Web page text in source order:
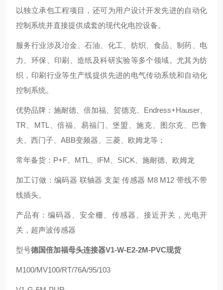
以独立承包工程项目，还可为用户设计开发先进的自动化
控制系统并直接提供成套的现代化电控设备。
服务行业涉及冶金、石油、化工、纺织、食品、制药、电
力、环保、印刷、造纸及科研实验等多个领域。尤其为纺
织，印刷行业等生产线提供先进的电气传动系统和自动化
控制系统。
优势品牌：施耐德、倍加福、贺德克、Endress+Hauser、
TR、MTL、倍福、易福门、堡盟、施克、图尔克、巴鲁
夫、西门子、ABB变频器、三菱、欧姆龙等；
常年备货：P+F、MTL、IFM、SICK、施耐德、欧姆龙
加工订做：编码器 联轴器 支架 传感器 M8 M12 带线不带
线插头。
产品有：编码器、安全栅、传感器、接近开关，光电开
关，超声波传感器
型号德国倍加福母头连接器V1-W-E2-2M-PVC现货
M100/MV100/RT/76A/95/103